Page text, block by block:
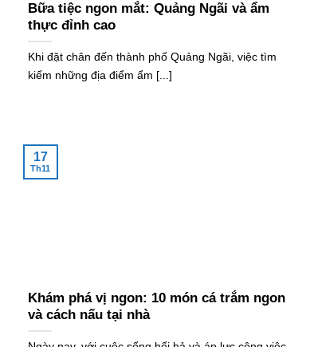
Bữa tiệc ngon mắt: Quảng Ngãi và ẩm
thực đỉnh cao
Khi đặt chân đến thành phố Quảng Ngãi, việc tìm
kiếm những địa điểm ẩm [...]
Khám phá vị ngon: 10 món cá trắm ngon
và cách nấu tại nhà
17
Th11